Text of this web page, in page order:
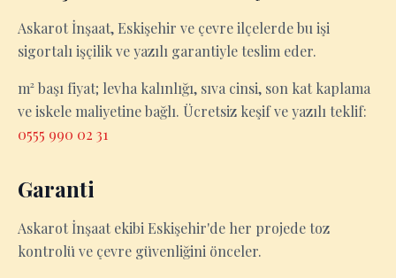
Askarot İnşaat, Eskişehir ve çevre ilçelerde bu işi
sigortalı işçilik ve yazılı garantiyle teslim eder.
m² başı fiyat; levha kalınlığı, sıva cinsi, son kat kaplama
ve iskele maliyetine bağlı. Ücretsiz keşif ve yazılı teklif:
0555 990 02 31
Garanti
Askarot İnşaat ekibi Eskişehir'de her projede toz
kontrolü ve çevre güvenliğini önceler.